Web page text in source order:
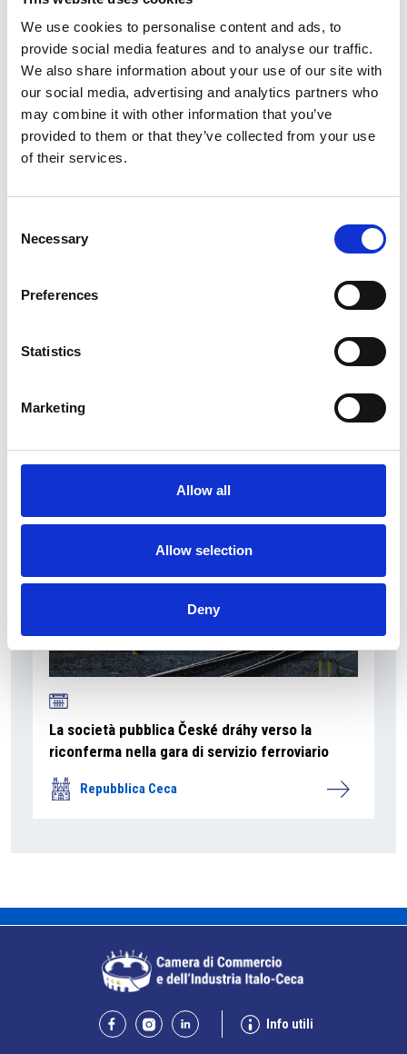
We use cookies to personalise content and ads, to
provide social media features and to analyse our traffic.
We also share information about your use of our site with
our social media, advertising and analytics partners who
may combine it with other information that you’ve
provided to them or that they’ve collected from your use
of their services.
Selection
Necessary
Preferences
Statistics
Marketing
Allow all
Allow selection
Deny
7 Agosto 2026
Nel primo semestre è aumentata fortemente la
costruzione di nuove abitazioni
Repubblica Ceca
La Škoda avvia la produzione del suo SUV Peaq
Repubblica Ceca
La società pubblica České dráhy verso la
riconferma nella gara di servizio ferroviario
Repubblica Ceca
Info utili